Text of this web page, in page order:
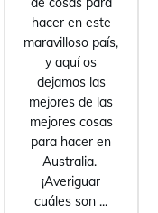
hacer en este
maravilloso país,
y aquí os
dejamos las
mejores de las
mejores cosas
para hacer en
Australia.
¡Averiguar
cuáles son ...